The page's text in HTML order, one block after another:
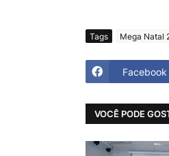
Tags Mega Natal
Facebook
VOCÊ PODE